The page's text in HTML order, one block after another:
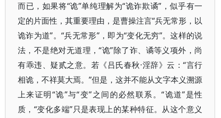
而已，如果将“诡”单纯理解为“诡诈欺谲”，似乎有一
定的片面性，其重要理由，是曹操注言“兵无常形，以
诡诈为道”。“兵无常形”，即为“变化无穷”。这样的说
法，不是绝对无道理，“诡”除了诈、谲等义项外，尚
有乖违、疑贰之意。若《吕氏春秋·淫辞》云：“言行
相诡，不祥莫大焉。”但是，这并不能从文字本义溯源
上来证明“诡”与“变”之间的必然联系。“诡道”是性
质，“变化多端”只是表现上的某种特征。从这个意义